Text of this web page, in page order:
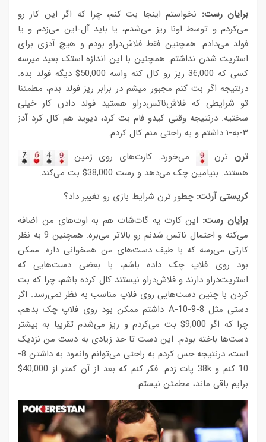
برایان رست: نخواستم اینجا بت کنم، چرا که اگر این کار رو
می‌کردم و توسط اونا ریز می‌شدم، یا باید آل-این می‌زدم و یا
فولد می‌دادم. همچنین فقط فلاش‌دراو بودم و هیچ آدزی برای
استریت شدن نداشتم. همچنین با این اندازه استک بعید میرسه
کسی که 36,000 ریز رو کال کنه واسه 50,000$ دیگه فولد بده.
درنتیجه اگر بت کنم مجبور میشم در برابر ریز فولد بدم، مطمئنا
تو شرایطی که فلاش‌ناتس‌دراو هستید فولد دادن کار خیلی
سختیه. درنتیجه وقتی کیدو فام بت کرد، دیوید هم کال کرد آدز
۳-به-۱ داشتم و به راحتی منم کال کردم.
ترنترن
می‌خورد. کارت‌های روی زمین
هستند. بنیامین چک می‌دهد و رست 38,000$ بت می‌کند.
کریستی آرنت: چطور ترن شرایط بازی رو تغییر داد؟
برایان رست: این کارت یه گات‌شات هم به اوت‌های من اضافه
می‌کنه و احتمال ناتس شدنم رو بالاتر می‌بره. همچنین 9 به نظر
کارتی می‌رسه که با طیف دست‌های من همخوانی داره. ممکن
بود روی فلاپ چک داده باشم، با بعضی دست‌هایی که
استریت‌دراو دارند و فلاش‌دراو نیستند کال کرده باشم، چرا که بت
کردن با چنین دست‌هایی روی فلاپ مناسب به نظر نمی‌رسد. اگر
دستی مثل A-10-9-8 داشتم ممکن بود روی فلاپ چک بدهم،
چرا که اگر 9,000$ بت می‌کردم و ریز می‌شدم تقریبا به بیشتر
دست‌ها باخته بودم. این دست تا حد زیادی به دست من نزدیک
است، درنتیجه حس کردم به راحتی می‌توانم وانمود به داشتن 8-
10 کنم و 38k پات زدم. فکر کنم که بعد از آن کمتر از 40,000$
برایم باقی ماند، مطمئن نیستم.